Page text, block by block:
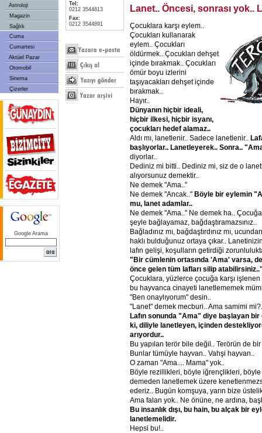
Astroloji
Magazin
Sağlık
Cuma
Cumartesi
Aktüel Pazar
Otomobil
Sinema
Çizerler
Google Arama
Tel:
0212 3544813
Fax:
0212 3544891
Lanet.. Öncesi, sonrası yok..
Çocuklara karşı eylem..
Çocukları kullanarak
eylem.. Çocukları
öldürmek.. Çocukları dehşet
içinde bırakmak.. Çocukları
ömür boyu izlerini
taşıyacakları dehşet içinde
bırakmak..
Hayır..
Dünyanın hiçbir ideali,
hiçbir ilkesi, hiçbir isyanı,
çocukları hedef alamaz..
Aldı mı, lanetlenir.. Sadece lanetlenir..
başlıyorlar.. Lanetleyerek.. Sonra..
diyorlar..
Dediniz mi bitti.. Dediniz mi, siz de o
alıyorsunuz demektir..
Ne demek "Ama.."
Ne demek "Ancak.." Böyle bir eylemin
mu, lanet adamlar..
Ne demek "Ama.." Ne demek ha..
şeyle bağlayamaz, bağdaştıramazsınız..
Bağladınız mı, bağdaştırdınız mı,
haklı bulduğunuz ortaya çıkar..
lafın gelişi, koşulların getirdiği
"Bir cümlenin ortasında 'Ama' varsa,
önce gelen tüm lafları silip
Çocuklara, yüzlerce çocuğa karşı
bu hayvanca cinayeti lanetlememek
"Ben onaylıyorum" desin..
"Lanet" demek mecburi.. Ama samimi
Lafın sonunda "Ama" diye başlayan
ki, diliyle lanetleyen, içinden
arıyordur..
Bu yapılan terör bile değil.. Terörün de
Bunlar tümüyle hayvan.. Vahşi hayvan..
O zaman "Ama.... Mama" yok..
Böyle rezillikleri, böyle iğrençlikleri, böyle
demeden lanetlemek üzere
ederiz.. Bugün komşuya, yarın bize
Ama falan yok.. Ne önüne, ne ardına,
Bu insanlık dışı, bu hain, bu alçak bir
lanetlemelidir.
Hepsi bu!..